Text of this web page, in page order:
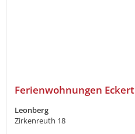
Ferienwohnungen Eckert
Leonberg
Zirkenreuth 18